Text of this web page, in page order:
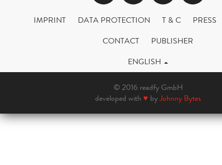
IMPRINT DATA PROTECTION T & C
PRESS
CONTACT
PUBLISHER
ENGLISH
© 2016 readfy GmbH
developed with ♥ byJohnny Bytes